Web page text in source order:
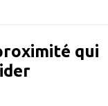
qui